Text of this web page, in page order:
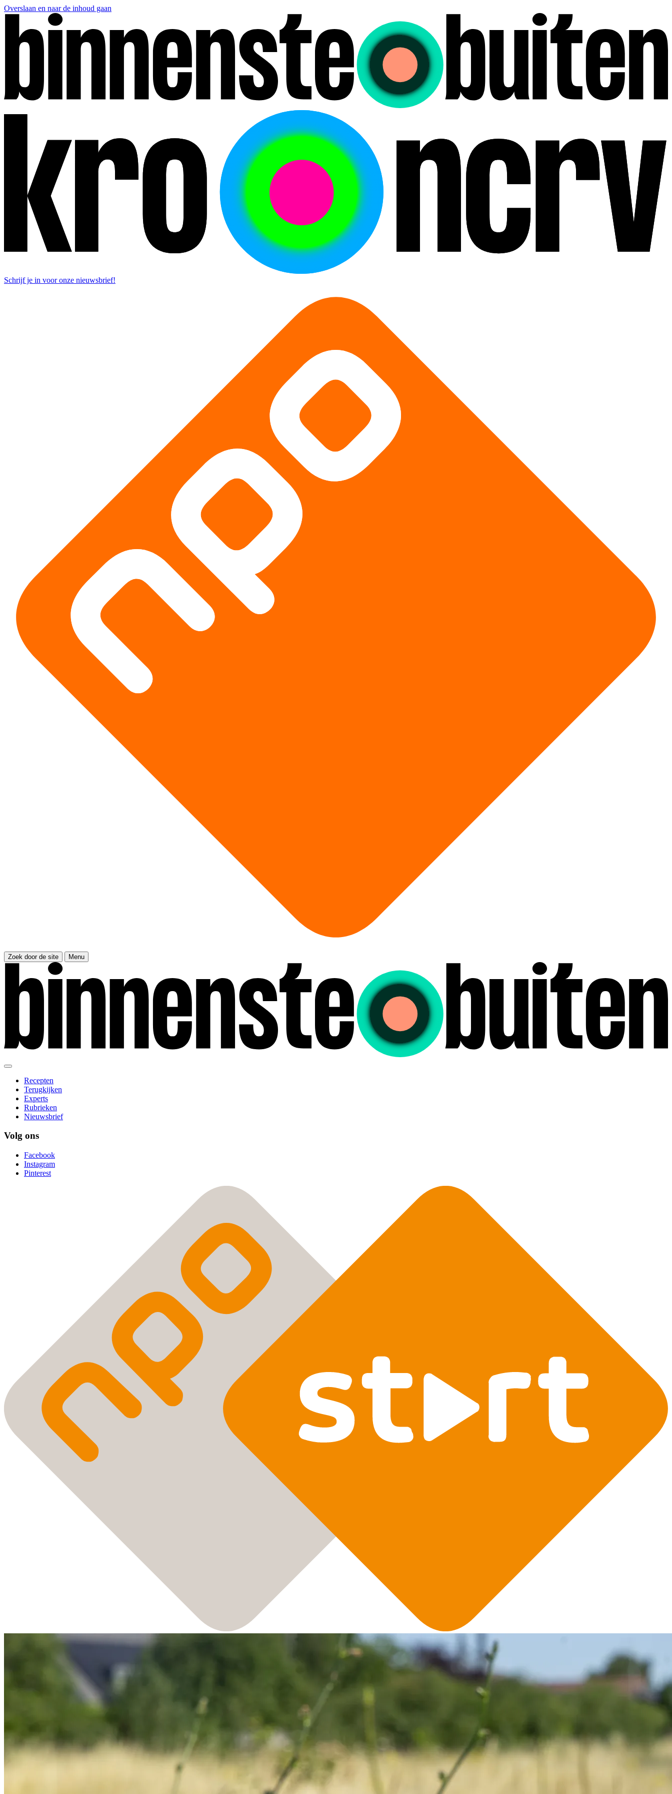
Overslaan en naar de inhoud gaan
Schrijf je in voor onze nieuwsbrief!
Zoek door de site Menu
Recepten
Terugkijken
Experts
Rubrieken
Nieuwsbrief
Volg ons
Facebook
Instagram
Pinterest